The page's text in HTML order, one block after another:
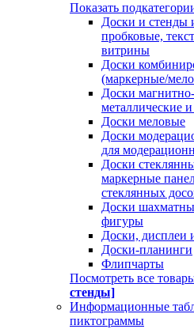
Показать
Доски и стенды
пробковые,
витрины
Доски
(маркерные/
Доски
металлические
Доски меловые
Доски
для
Доски
маркерные
стеклянных
Доски
фигуры
Доски, дисплеи
Доски-планинги
Флипчарты
Посмотреть все
стенды]
Информационные
пиктограммы